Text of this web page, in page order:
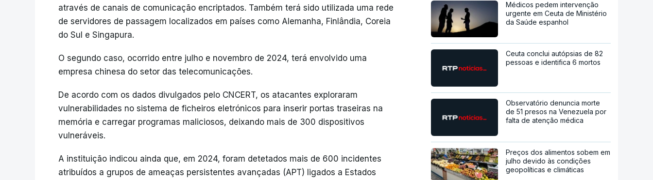
através de canais de comunicação encriptados. Também terá sido utilizada uma rede
de servidores de passagem localizados em países como Alemanha, Finlândia, Coreia
do Sul e Singapura.
O segundo caso, ocorrido entre julho e novembro de 2024, terá envolvido uma
empresa chinesa do setor das telecomunicações.
De acordo com os dados divulgados pelo CNCERT, os atacantes exploraram
vulnerabilidades no sistema de ficheiros eletrónicos para inserir portas traseiras na
memória e carregar programas maliciosos, deixando mais de 300 dispositivos
vulneráveis.
A instituição indicou ainda que, em 2024, foram detetados mais de 600 incidentes
atribuídos a grupos de ameaças persistentes avançadas (APT) ligados a Estados
Médicos pedem intervenção
urgente em Ceuta de Ministério
da Saúde espanhol
Ceuta conclui autópsias de 82
pessoas e identifica 6 mortos
Observatório denuncia morte
de 51 presos na Venezuela por
falta de atenção médica
Preços dos alimentos sobem em
julho devido às condições
geopolíticas e climáticas